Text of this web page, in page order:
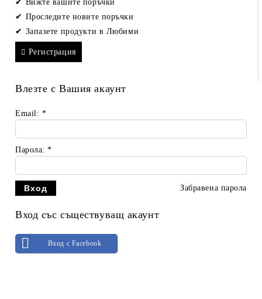
Вижте вашите поръчки
Проследите новите поръчки
Запазете продукти в Любими
Регистрация
Влезте с Вашия акаунт
Email: *
Парола:*
Забравена парола
Вход със съществуващ акаунт
Вход с Facebook